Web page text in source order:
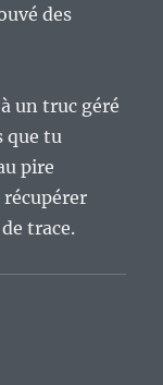
des
un truc géré
que tu
pire
trace.